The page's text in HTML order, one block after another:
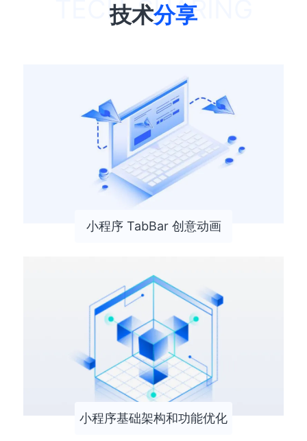
技术分享
小程序 TabBar 创意动画
小程序基础架构和功能优化